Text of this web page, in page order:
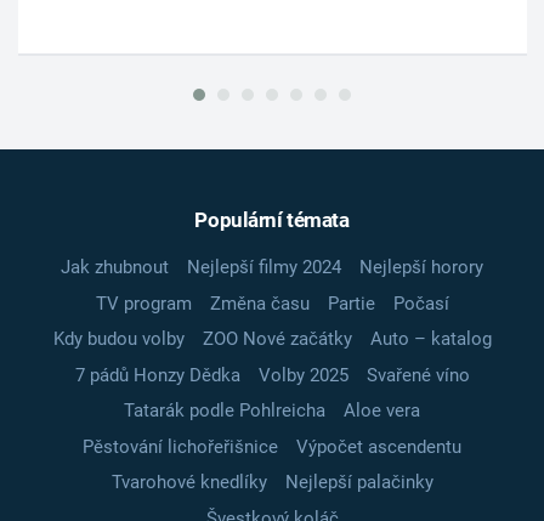
Populární témata
Jak zhubnout Nejlepší filmy 2024
Nejlepší horory
TV program
Změna času Partie
Počasí
Kdy budou volby
ZOO Nové začátky
Auto – katalog
7 pádů Honzy Dědka
Volby 2025
Svařené víno
Tatarák podle Pohlreicha
Aloe vera
Pěstování lichořeřišnice
Výpočet ascendentu
Tvarohové knedlíky
Nejlepší palačinky